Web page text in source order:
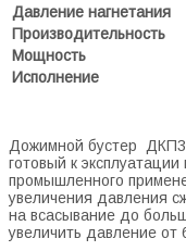
Давление нагнетания
Производительность
Мощность
Исполнение
Дожимной бустер
готовый к
промышленного
увеличения давления
на всасывание до
увеличить давление от